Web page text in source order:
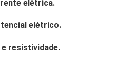
elétrica.
elétrico.
resistividade.